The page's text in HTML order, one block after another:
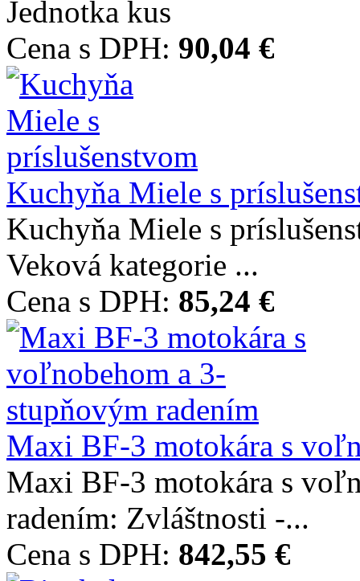
Jednotka kus
Cena s DPH: 90,04 €
Kuchyňa Miele s
Kuchyňa Miele s
Veková kategorie ...
Cena s DPH: 85,24 €
Maxi BF-3 motokára s
Maxi BF-3 motokára s
radením: Zvláštnosti -...
Cena s DPH: 842,55 €